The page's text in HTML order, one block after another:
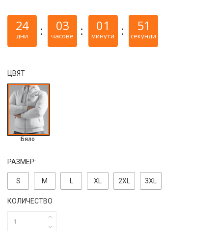
24
дни
03
часове
01
минути
50
секунди
ЦВЯТ
Бяло
РАЗМЕР:
S M ХL 2ХL 3ХL
КОЛИЧЕСТВО